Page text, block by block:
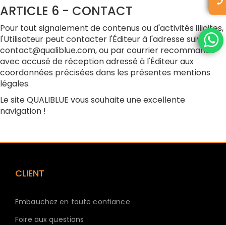
ARTICLE 6 - CONTACT
Pour tout signalement de contenus ou d'activités illicites,
l'Utilisateur peut contacter l'Éditeur à l'adresse suivante :
contact@qualiblue.com, ou par courrier recommandé
avec accusé de réception adressé à l'Éditeur aux
coordonnées précisées dans les présentes mentions
légales.
Le site QUALIBLUE vous souhaite une excellente
navigation !
CLIENT
Embauchez en toute confiance
Foire aux questions